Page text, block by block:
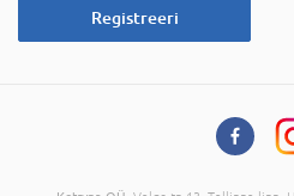
Registreeri